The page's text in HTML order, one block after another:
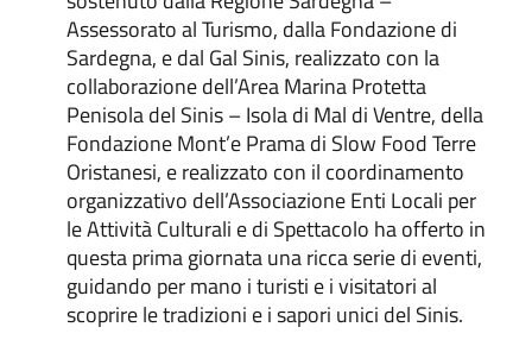
Assessorato al Turismo, dalla Fondazione di
Sardegna, e dal Gal Sinis, realizzato con la
collaborazione dell’Area Marina Protetta
Penisola del Sinis – Isola di Mal di Ventre, della
Fondazione Mont’e Prama di Slow Food Terre
Oristanesi, e realizzato con il coordinamento
organizzativo dell’Associazione Enti Locali per
le Attività Culturali e di Spettacolo ha offerto in
questa prima giornata una ricca serie di eventi,
guidando per mano i turisti e i visitatori al
scoprire le tradizioni e i sapori unici del Sinis.